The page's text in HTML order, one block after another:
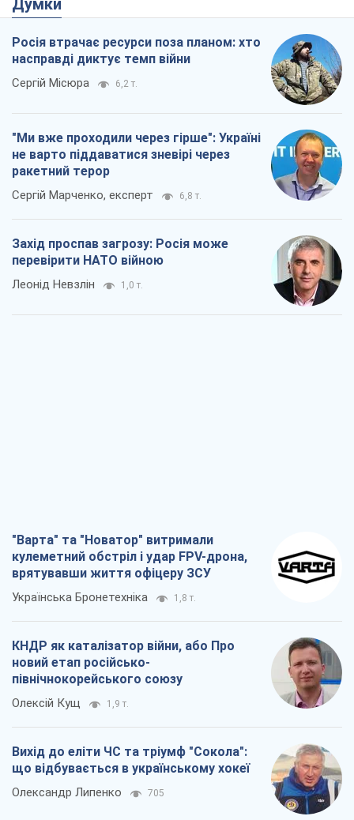
Думки
Росія втрачає ресурси поза планом: хто
насправді диктує темп війни
Сергій Місюра 6,2 т.
"Ми вже проходили через гірше": Україні
не варто піддаватися зневірі через
ракетний терор
Сергій Марченко, експерт 6,8 т.
Захід проспав загрозу: Росія може
перевірити НАТО війною
Леонід Невзлін 1,0 т.
"Варта" та "Новатор" витримали
кулеметний обстріл і удар FPV-дрона,
врятувавши життя офіцеру ЗСУ
Українська Бронетехніка 1,8 т.
КНДР як каталізатор війни, або Про
новий етап російсько-
північнокорейського союзу
Олексій Кущ 1,9 т.
Вихід до еліти ЧС та тріумф "Сокола":
що відбувається в українському хокеї
Олександр Липенко 705